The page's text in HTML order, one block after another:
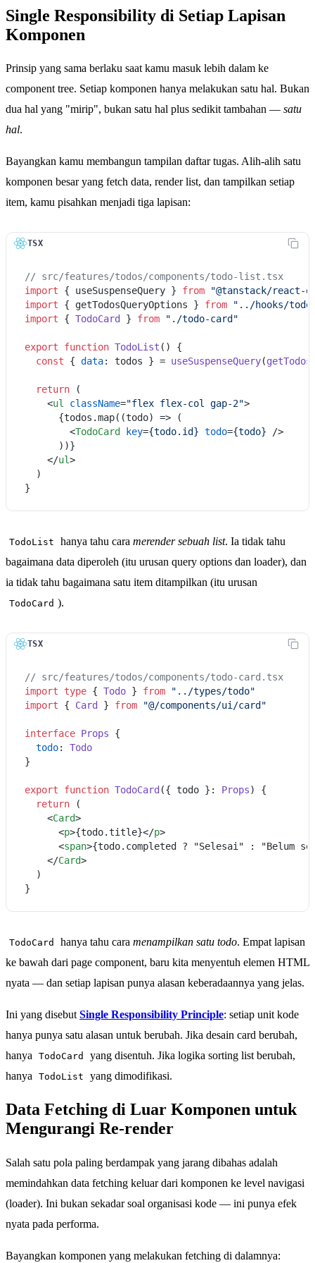
Single Responsibility di Setiap Lapisan
Komponen
Prinsip yang sama berlaku saat kamu masuk lebih dalam ke
component tree. Setiap komponen hanya melakukan satu hal. Bukan
dua hal yang "mirip", bukan satu hal plus sedikit tambahan — satu
hal.
Bayangkan kamu membangun tampilan daftar tugas. Alih-alih satu
komponen besar yang fetch data, render list, dan tampilkan setiap
item, kamu pisahkan menjadi tiga lapisan:
TSX
// src/features/todos/components/todo-list.tsx
import { useSuspenseQuery } from
"@tanstack/react-
import { getTodosQueryOptions } from
"../hooks/
import { TodoCard } from "./todo-card"
export function TodoList ( ) {
const { data: todos } = useSuspenseQuery(
return (
<ul className="flex flex-col gap-2">
      {todos.map((todo) => (
<TodoCard key={todo.id} todo={todo} />
      ))}
</ul>
  )
TodoList hanya tahu caramerender sebuah list. Ia tidak tahu
bagaimana data diperoleh (itu urusan query options dan loader), dan
ia tidak tahu bagaimana satu item ditampilkan (itu urusan
TodoCard ).
TSX
// src/features/todos/components/todo-card.tsx
import
type { Todo } from
"../types/todo"
import { Card } from "@/components/ui/card"
interface Props {
todo: Todo
}
export function TodoCard ({ todo }: Props) {
return (
<Card>
<p>{todo.title}</p>
<span>{todo.completed ? "Selesai" : "Belum
</Card>
  )
TodoCard hanya tahu caramenampilkan satu todo. Empat lapisan
ke bawah dari page component, baru kita menyentuh elemen HTML
nyata — dan setiap lapisan punya alasan keberadaannya yang jelas.
Ini yang disebutSingle Responsibility Principle: setiap unit kode
hanya punya satu alasan untuk berubah. Jika desain card berubah,
hanya
TodoCard
yang disentuh. Jika logika sorting list berubah,
hanya
TodoList yang dimodifikasi.
Data Fetching di Luar Komponen untuk
Mengurangi Re-render
Salah satu pola paling berdampak yang jarang dibahas adalah
memindahkan data fetching keluar dari komponen ke level navigasi
(loader). Ini bukan sekadar soal organisasi kode — ini punya efek
nyata pada performa.
Bayangkan komponen yang melakukan fetching di dalamnya: